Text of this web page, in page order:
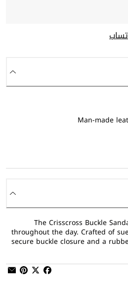
Man-made
The Crisscross Buckle
throughout the day. Crafted of
secure buckle closure and a